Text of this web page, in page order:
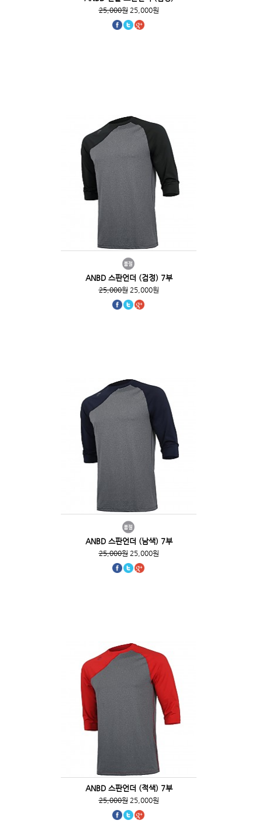
25,000원25,000원
ANBD 스판언더 (검정) 7부
25,000원25,000원
ANBD 스판언더 (남색) 7부
25,000원25,000원
ANBD 스판언더 (적색) 7부
25,000원25,000원